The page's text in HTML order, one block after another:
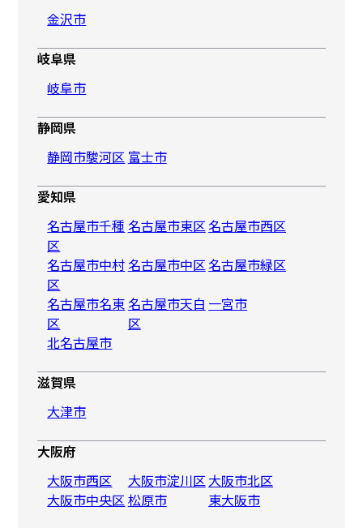
金沢市
岐阜県
岐阜市
静岡県
静岡市駿河区 富士市
愛知県
名古屋市千種
区
名古屋市東区名古屋市西区
名古屋市中村
区
名古屋市中区名古屋市緑区
名古屋市名東
区
名古屋市天白
区
一宮市
北名古屋市
滋賀県
大津市
大阪府
大阪市西区
大阪市淀川区大阪市北区
大阪市中央区松原市 東大阪市